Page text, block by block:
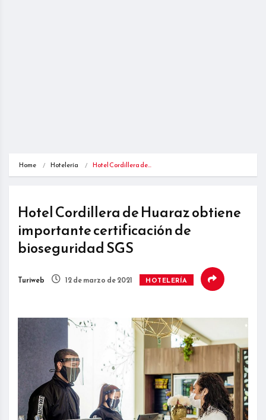
Home Hotelería Hotel Cordillera de…
Hotel Cordillera de Huaraz obtiene
importante certificación de
bioseguridad SGS
Turiweb 12 de marzo de 2021 HOTELERÍA